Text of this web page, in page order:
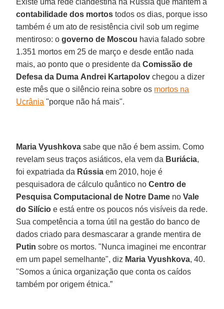
contabilidade dos mortos todos os dias, porque isso
também é um ato de resistência civil sob um regime
mentiroso: ogoverno de Moscou havia falado sobre
1.351 mortos em 25 de março e desde então nada
mais, ao ponto que o presidente daComissão de
Defesa da Duma Andrei Kartapolov chegou a dizer
este mês que o silêncio reina sobre os mortos na
Ucrânia "porque não há mais".
Maria Vyushkova sabe que não é bem assim. Como
revelam seus traços asiáticos, ela vem da Buriácia,
foi expatriada da Rússia em 2010, hoje é
pesquisadora de cálculo quântico noCentro de
Pesquisa Computacional de Notre Dame noVale
do Silício e está entre os poucos nós visíveis da rede.
Sua competência a torna útil na gestão do banco de
dados criado para desmascarar a grande mentira de
Putin sobre os mortos. "Nunca imaginei me encontrar
em um papel semelhante", diz Maria Vyushkova, 40.
"Somos a única organização que conta os caídos
também por origem étnica.”